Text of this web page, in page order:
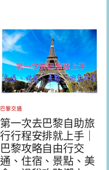
巴黎交通
第一次去巴黎自助旅
行行程安排就上手｜
巴黎攻略自由行交
通、住宿、景點、美